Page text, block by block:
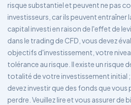
risque substantiel et peuvent ne pas
investisseurs, car ils peuvent entraîner
capital investi en raison de l'effet de
dans le trading de CFD, vous devez
objectifs d'investissement, votre
tolérance au risque. Il existe un risque
totalité de votre investissement initial
devez investir que des fonds que
perdre. Veuillez lire et vous assurer de